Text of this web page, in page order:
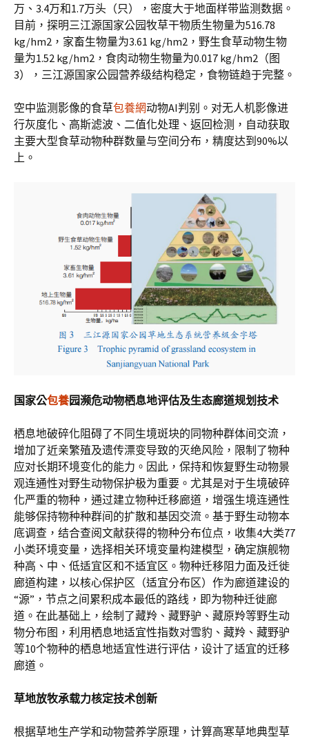
万、3.4万和1.7万头（只），密度大于地面样带监测数据。
目前，探明三江源国家公园牧草干物质生物量为516.78
kg/hm2，家畜生物量为3.61 kg/hm2，野生食草动物生物
量为1.52 kg/hm2，食肉动物生物量为0.017 kg/hm2（图
3），三江源国家公园营养级结构稳定，食物链趋于完整。
空中监测影像的食草包養網动物AI判别。对无人机影像进
行灰度化、高斯滤波、二值化处理、返回检测，自动获取
主要大型食草动物种群数量与空间分布，精度达到90%以
上。
国家公包養园濒危动物栖息地评估及生态廊道规划技术
栖息地破碎化阻碍了不同生境斑块的同物种群体间交流，
增加了近亲繁殖及遗传漂变导致的灭绝风险，限制了物种
应对长期环境变化的能力。因此，保持和恢复野生动物景
观连通性对野生动物保护极为重要。尤其是对于生境破碎
化严重的物种，通过建立物种迁移廊道，增强生境连通性
能够保持物种种群间的扩散和基因交流。基于野生动物本
底调查，结合查阅文献获得的物种分布位点，收集4大类77
小类环境变量，选择相关环境变量构建模型，确定旗舰物
种高、中、低适宜区和不适宜区。物种迁移阻力面及迁徙
廊道构建，以核心保护区（适宜分布区）作为廊道建设的
“源”，节点之间累积成本最低的路线，即为物种迁徙廊
道。在此基础上，绘制了藏羚、藏野驴、藏原羚等野生动
物分布图，利用栖息地适宜性指数对雪豹、藏羚、藏野驴
等10个物种的栖息地适宜性进行评估，设计了适宜的迁移
廊道。
草地放牧承载力核定技术创新
根据草地生产学和动物营养学原理，计算高寒草地典型草